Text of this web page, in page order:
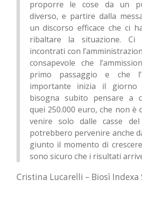
proporre le cose da un
diverso, e partire dalla
un discorso efficace che ci
ribaltare la situazione. Ci
incontrati con
consapevole che
primo passaggio e che
importante inizia il giorno
bisogna subito pensare a
quei 250.000 euro, che non è
venire solo dalle casse
potrebbero pervenire anche
giunto il momento di
sono sicuro che i risultati
Cristina Lucarelli – Biosì Indexa